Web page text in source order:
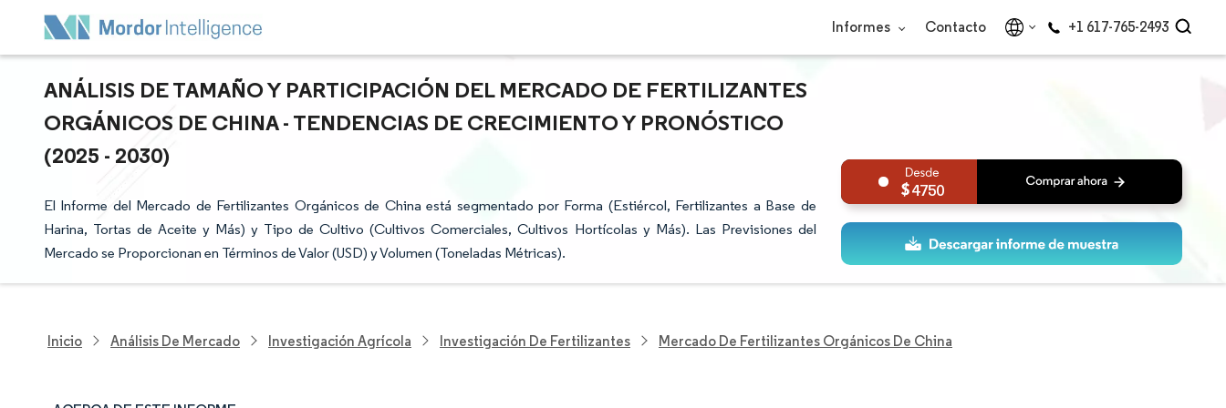
Informes Contacto +1 617-765-2493
ANÁLISIS DE TAMAÑO Y PARTICIPACIÓN DEL MERCADO DE FERTILIZANTES
ORGÁNICOS DE CHINA - TENDENCIAS DE CRECIMIENTO Y PRONÓSTICO
(2025 - 2030)
El Informe del Mercado de Fertilizantes Orgánicos de China está segmentado por Forma (Estiércol, Fertilizantes a Base de
Harina, Tortas de Aceite y Más) y Tipo de Cultivo (Cultivos Comerciales, Cultivos Hortícolas y Más). Las Previsiones del
Mercado se Proporcionan en Términos de Valor (USD) y Volumen (Toneladas Métricas).
4750
Inicio Análisis De Mercado Investigación Agrícola Investigación De Fertilizantes Mercado De Fertilizantes Orgánicos De China